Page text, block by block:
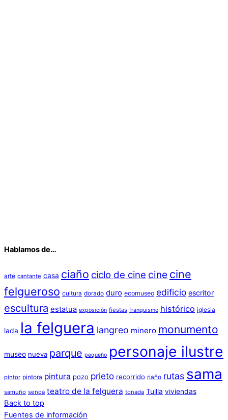
Hablamos de…
arte cantante casa ciaño ciclo de cine cine cine
felgueroso cultura dorado duro ecomuseo edificio escritor
escultura estatua exposición fiestas franquismo histórico iglesia
lada la felguera langreo minero monumento
museo nueva parque pequeño personaje ilustre
pintor pintora pintura pozo prieto recorrido riaño rutas sama
samuño senda teatro de la felguera tonada Tuilla viviendas
Back to top
Fuentes de información